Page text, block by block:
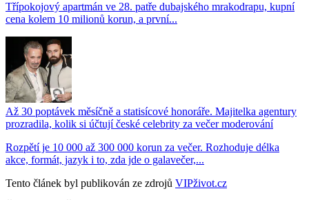
Třípokojový apartmán ve 28. patře dubajského mrakodrapu, kupní
cena kolem 10 milionů korun, a první...
Až 30 poptávek měsíčně a statisícové honoráře. Majitelka agentury
prozradila, kolik si účtují české celebrity za večer moderování
Rozpětí je 10 000 až 300 000 korun za večer. Rozhoduje délka
akce, formát, jazyk i to, zda jde o galavečer,...
Tento článek byl publikován ze zdrojů VIPživot.cz